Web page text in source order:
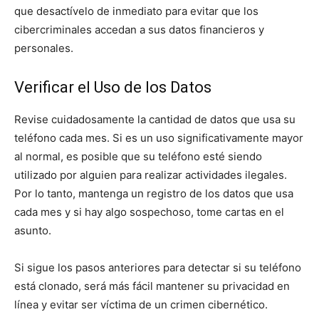
que desactívelo de inmediato para evitar que los
cibercriminales accedan a sus datos financieros y
personales.
Verificar el Uso de los Datos
Revise cuidadosamente la cantidad de datos que usa su
teléfono cada mes. Si es un uso significativamente mayor
al normal, es posible que su teléfono esté siendo
utilizado por alguien para realizar actividades ilegales.
Por lo tanto, mantenga un registro de los datos que usa
cada mes y si hay algo sospechoso, tome cartas en el
asunto.
Si sigue los pasos anteriores para detectar si su teléfono
está clonado, será más fácil mantener su privacidad en
línea y evitar ser víctima de un crimen cibernético.